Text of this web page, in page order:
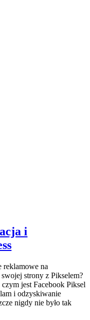
i
reklamowe na
strony z Pikselem?
jest Facebook Piksel
i odzyskiwanie
nigdy nie było tak